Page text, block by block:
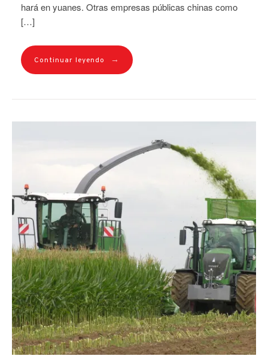
hará en yuanes. Otras empresas públicas chinas como
[…]
Continuar leyendo →